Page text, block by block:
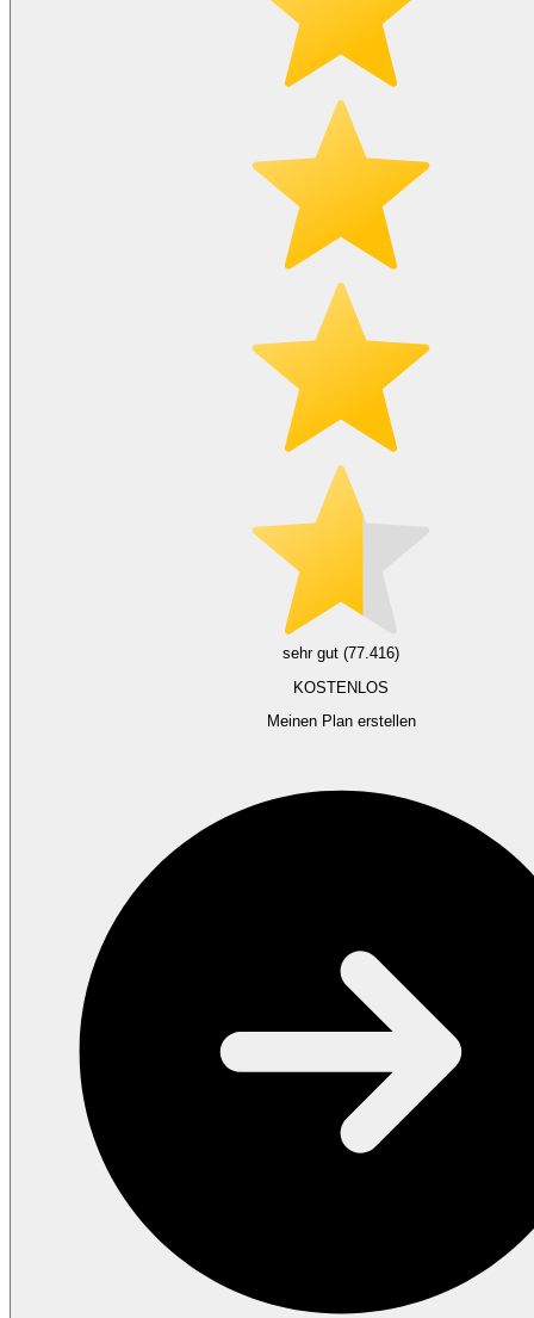
sehr gut (77.416)
KOSTENLOS
Meinen Plan erstellen